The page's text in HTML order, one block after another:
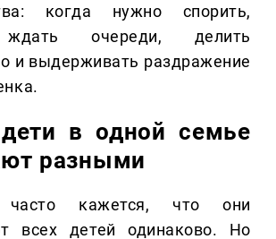
когда нужно спорить,
ждать очереди, делить
и выдерживать раздражение
в одной семье
разными
часто кажется, что они
всех детей одинаково. Но